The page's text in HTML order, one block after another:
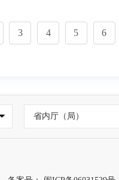
3 4 5 6
省内厅（局）